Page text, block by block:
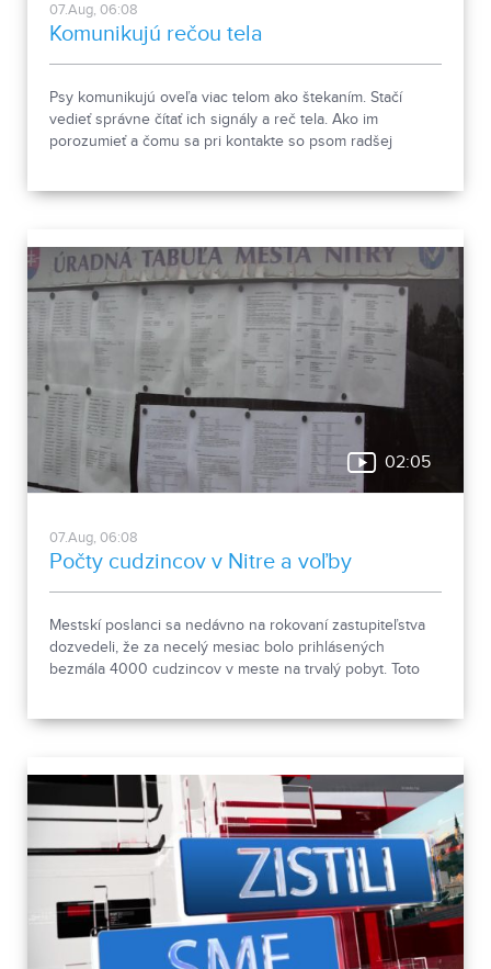
07.Aug, 06:08
Komunikujú rečou tela
Psy komunikujú oveľa viac telom ako štekaním. Stačí
vedieť správne čítať ich signály a reč tela. Ako im
porozumieť a čomu sa pri kontakte so psom radšej
02:05
07.Aug, 06:08
Počty cudzincov v Nitre a voľby
Mestskí poslanci sa nedávno na rokovaní zastupiteľstva
dozvedeli, že za necelý mesiac bolo prihlásených
bezmála 4000 cudzincov v meste na trvalý pobyt. Toto